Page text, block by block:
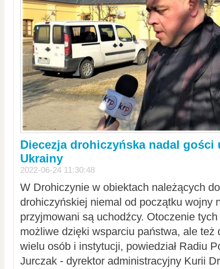
Diecezja drohiczyńska nadal gości
Ukrainy
2022-06-24 11:30:48
W Drohiczynie w obiektach należących
drohiczyńskiej niemal od początku wojny
przyjmowani są uchodźcy. Otoczenie
możliwe dzięki wsparciu państwa, ale też
wielu osób i instytucji, powiedział Radiu
Jurczak - dyrektor administracyjny Kurii